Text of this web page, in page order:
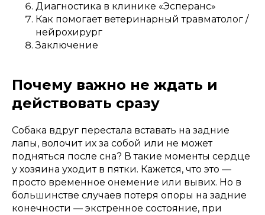
Диагностика в клинике «Эсперанс»
Как помогает ветеринарный травматолог /
нейрохирург
Заключение
Почему важно не ждать и
действовать сразу
Собака вдруг перестала вставать на задние
лапы, волочит их за собой или не может
подняться после сна? В такие моменты сердце
у хозяина уходит в пятки. Кажется, что это —
просто временное онемение или вывих. Но в
большинстве случаев потеря опоры на задние
конечности — экстренное состояние, при